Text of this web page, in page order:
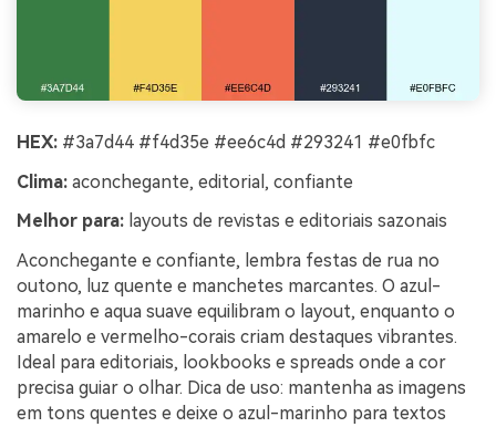
HEX: #3a7d44 #f4d35e #ee6c4d #293241 #e0fbfc
Clima: aconchegante, editorial, confiante
Melhor para: layouts de revistas e editoriais sazonais
Aconchegante e confiante, lembra festas de rua no
outono, luz quente e manchetes marcantes. O azul-
marinho e aqua suave equilibram o layout, enquanto o
amarelo e vermelho-corais criam destaques vibrantes.
Ideal para editoriais, lookbooks e spreads onde a cor
precisa guiar o olhar. Dica de uso: mantenha as imagens
em tons quentes e deixe o azul-marinho para textos